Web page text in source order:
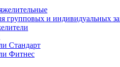
групповых и индивидуальных
Стандарт
Фитнес